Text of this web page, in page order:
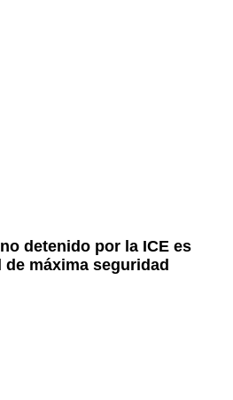
detenido por la ICE es
máxima seguridad